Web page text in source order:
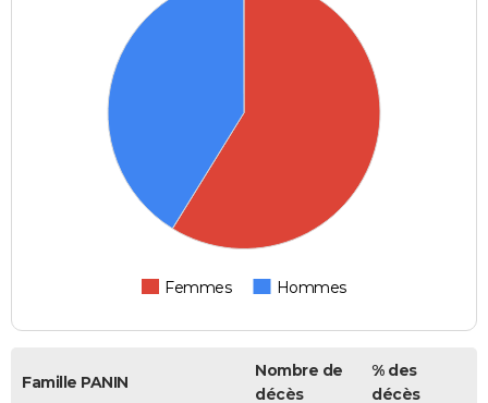
Femmes Hommes
Famille PANIN
Nombre de
décès
% des
décès